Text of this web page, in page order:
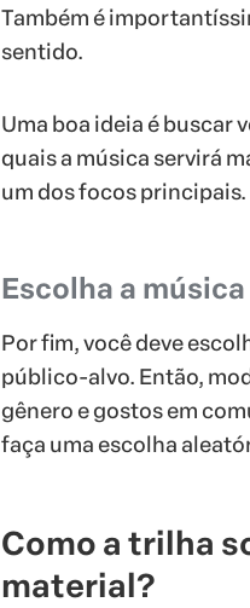
Também é
sentido.
Uma boa ideia é buscar
quais a música servirá
um dos focos principais.
Escolha a
Por fim, você deve
público-alvo. Então,
gênero e gostos em
faça uma escolha
Como a trilha
material?